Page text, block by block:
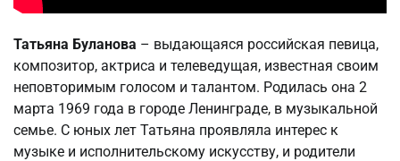
Татьяна Буланова – выдающаяся российская певица,
композитор, актриса и телеведущая, известная своим
неповторимым голосом и талантом. Родилась она 2
марта 1969 года в городе Ленинграде, в музыкальной
семье. С юных лет Татьяна проявляла интерес к
музыке и исполнительскому искусству, и родители